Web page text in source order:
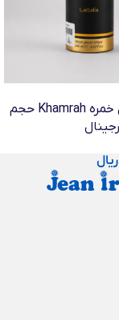
اسپری بدن خمره Khamrah حجم
ریال